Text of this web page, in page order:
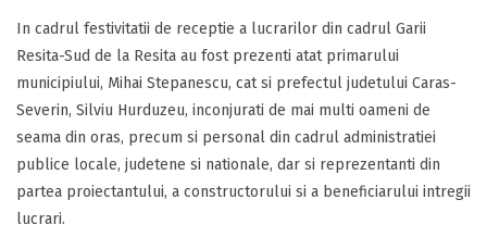
In cadrul festivitatii de receptie a lucrarilor din cadrul Garii
Resita-Sud de la Resita au fost prezenti atat primarului
municipiului, Mihai Stepanescu, cat si prefectul judetului Caras-
Severin, Silviu Hurduzeu, inconjurati de mai multi oameni de
seama din oras, precum si personal din cadrul administratiei
publice locale, judetene si nationale, dar si reprezentanti din
partea proiectantului, a constructorului si a beneficiarului intregii
lucrari.